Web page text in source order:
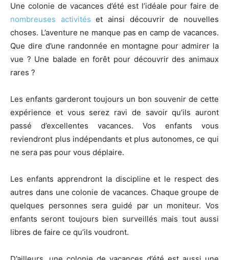
Une colonie de vacances d’été est l’idéale pour faire de
nombreuses activités et ainsi découvrir de nouvelles
choses. L’aventure ne manque pas en camp de vacances.
Que dire d’une randonnée en montagne pour admirer la
vue ? Une balade en forêt pour découvrir des animaux
rares ?
Les enfants garderont toujours un bon souvenir de cette
expérience et vous serez ravi de savoir qu’ils auront
passé d’excellentes vacances. Vos enfants vous
reviendront plus indépendants et plus autonomes, ce qui
ne sera pas pour vous déplaire.
Les enfants apprendront la discipline et le respect des
autres dans une colonie de vacances. Chaque groupe de
quelques personnes sera guidé par un moniteur. Vos
enfants seront toujours bien surveillés mais tout aussi
libres de faire ce qu’ils voudront.